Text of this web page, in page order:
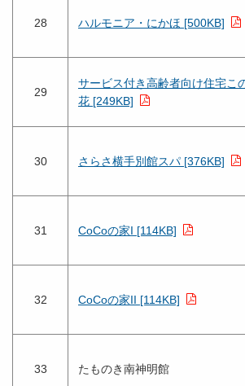
28 ハルモニア・にかほ [500KB]
29
サービス付き高齢者向け住宅こ
花 [249KB]
30 さらさ横手別館スパ [376KB]
31 CoCoの家I [114KB]
32 CoCoの家II [114KB]
33 たものき南神明館